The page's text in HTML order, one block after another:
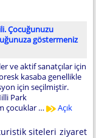
Çocuğunuzu
göstermeniz
ve aktif sanatçılar için
kasaba genellikle
için seçilmiştir.
Park
çocuklar …
Açık
siteleri ziyaret